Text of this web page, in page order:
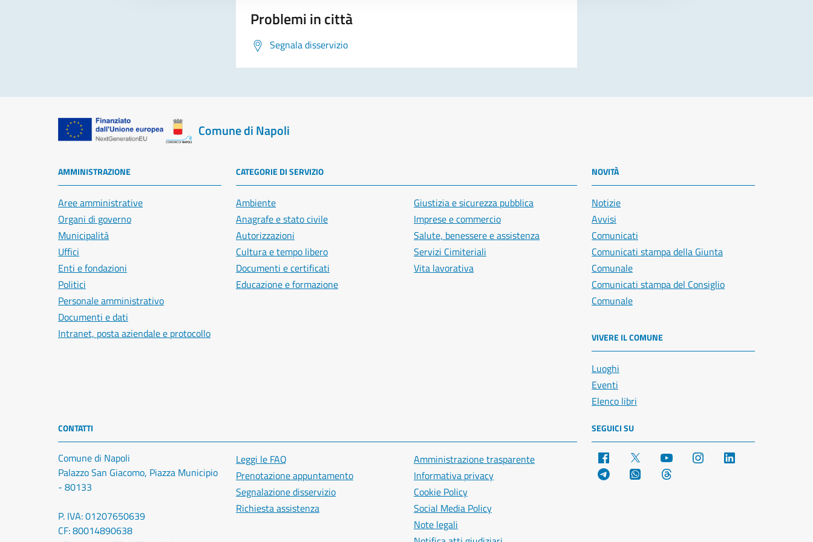
Problemi in città
Segnala disservizio
Comune di Napoli
AMMINISTRAZIONE
Aree amministrative
Organi di governo
Municipalità
Uffici
Enti e fondazioni
Politici
Personale amministrativo
Documenti e dati
Intranet, posta aziendale e protocollo
CATEGORIE DI SERVIZIO
Ambiente
Anagrafe e stato civile
Autorizzazioni
Cultura e tempo libero
Documenti e certificati
Educazione e formazione
Giustizia e sicurezza pubblica
Imprese e commercio
Salute, benessere e assistenza
Servizi Cimiteriali
Vita lavorativa
NOVITÀ
Notizie
Avvisi
Comunicati
Comunicati stampa della Giunta
Comunale
Comunicati stampa del Consiglio
Comunale
VIVERE IL COMUNE
Luoghi
Eventi
Elenco libri
CONTATTI
Comune di Napoli
Palazzo San Giacomo, Piazza Municipio
- 80133
P. IVA: 01207650639
CF: 80014890638
Leggi le FAQ
Prenotazione appuntamento
Segnalazione disservizio
Richiesta assistenza
Amministrazione trasparente
Informativa privacy
Cookie Policy
Social Media Policy
Note legali
SEGUICI SU
Facebook YouTube Instagram
Telegram WhatsApp